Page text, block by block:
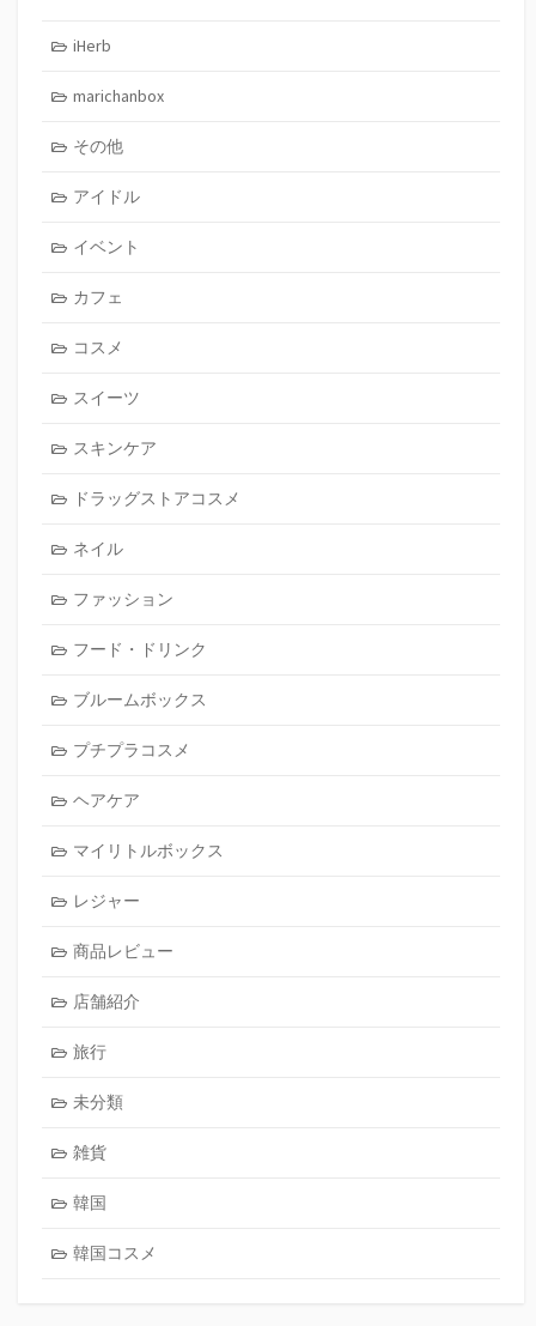
iHerb
marichanbox
その他
アイドル
イベント
カフェ
コスメ
スイーツ
スキンケア
ドラッグストアコスメ
ネイル
ファッション
フード・ドリンク
ブルームボックス
プチプラコスメ
ヘアケア
マイリトルボックス
レジャー
商品レビュー
店舗紹介
旅行
未分類
雑貨
韓国
韓国コスメ